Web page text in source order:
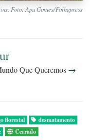
Foto: Apu Gomes/Folhapress
Que Queremos →
florestal
desmatamento
Cerrado